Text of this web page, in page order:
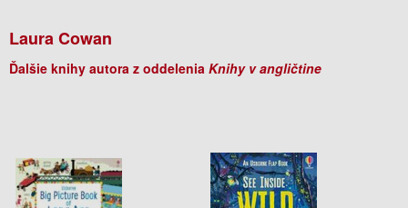
Laura Cowan
Ďalšie knihy autora z oddelenia Knihy v angličtine